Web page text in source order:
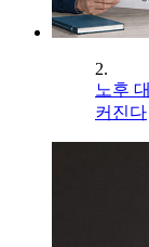
2.
노후
커진다